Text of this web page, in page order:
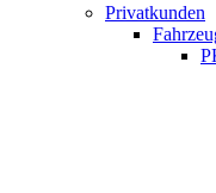
Privatkunden